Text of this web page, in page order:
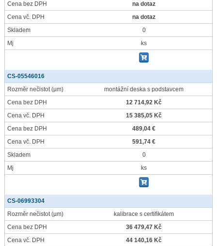
Cena bez DPH
na dotaz
Cena vč. DPH
na dotaz
Skladem
0
Mj
ks
CS-05546016
Rozměr nečistot(µm)
montážní deska s podstavcem
Cena bez DPH
12 714,92 Kč
Cena vč. DPH
15 385,05 Kč
Cena bez DPH
489,04 €
Cena vč. DPH
591,74 €
Skladem
0
Mj
ks
CS-06993304
Rozměr nečistot(µm)
kalibrace s certifikátem
Cena bez DPH
36 479,47 Kč
Cena vč. DPH
44 140,16 Kč